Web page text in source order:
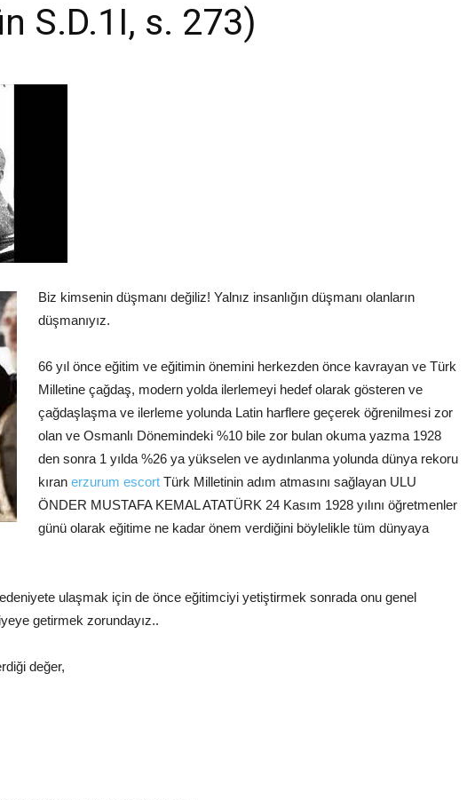
S.D.1I, s. 273)
Biz kimsenin düşmanı değiliz! Yalnız insanlığın düşmanı olanların
düşmanıyız.
66 yıl önce eğitim ve eğitimin önemini herkezden önce kavrayan ve Türk
Milletine çağdaş, modern yolda ilerlemeyi hedef olarak gösteren ve
çağdaşlaşma ve ilerleme yolunda Latin harflere geçerek öğrenilmesi zor
olan ve Osmanlı Dönemindeki %10 bile zor bulan okuma yazma 1928
den sonra 1 yılda %26 ya yükselen ve aydınlanma yolunda dünya rekoru
kıran erzurum escort Türk Milletinin adım atmasını sağlayan ULU
ÖNDER MUSTAFA KEMAL ATATÜRK 24 Kasım 1928 yılını öğretmenler
günü olarak eğitime ne kadar önem verdiğini böylelikle tüm dünyaya
ulaşmak için de önce eğitimciyi yetiştirmek sonrada onu genel
getirmek zorundayız..
değer,